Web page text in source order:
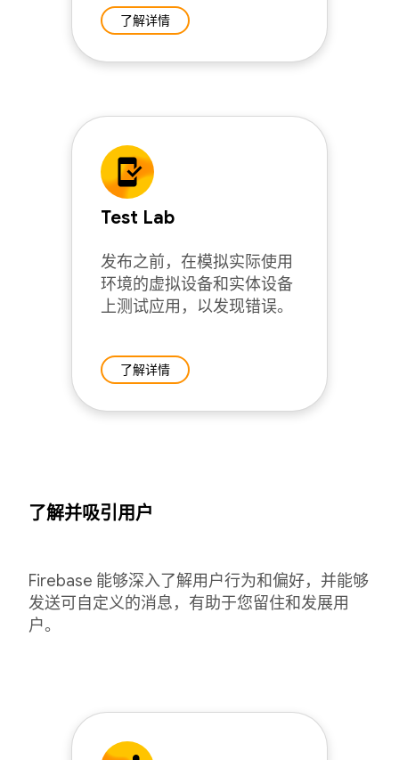
了解详情
Test Lab
发布之前，在模拟实际使用
环境的虚拟设备和实体设备
上测试应用，以发现错误。
了解详情
了解并吸引用户
Firebase 能够深入了解用户行为和偏好，并能够
发送可自定义的消息，有助于您留住和发展用
户。